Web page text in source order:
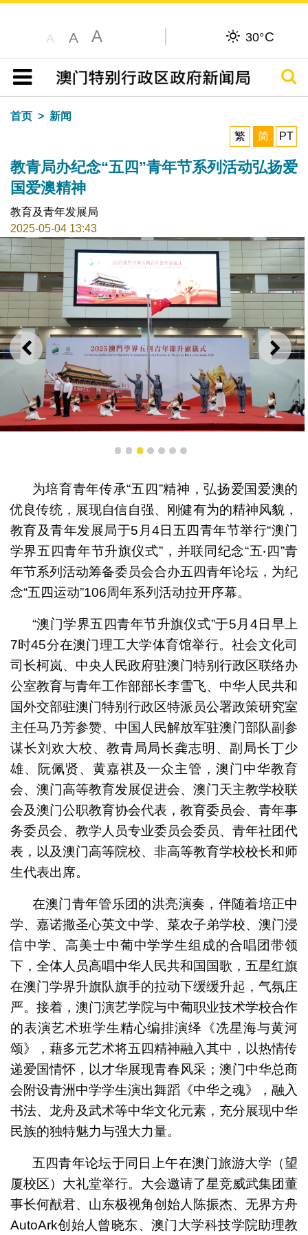
A A A 30°C
目录
搜寻
首页
新闻
繁
简 PT
教青局办纪念“五四”青年节系列活动弘扬爱
国爱澳精神
教育及青年发展局
2025-05-04 13:43
上一则 下一
综合表演《冼星海与黄河颂》
1 2 3 4 5 6 7
为培育青年传承“五四”精神，弘扬爱国爱澳的
优良传统，展现自信自强、刚健有为的精神风貌，
教育及青年发展局于5月4日五四青年节举行“澳门
学界五四青年节升旗仪式”，并联同纪念“五‧四”青
年节系列活动筹备委员会合办五四青年论坛，为纪
念“五四运动”106周年系列活动拉开序幕。
“澳门学界五四青年节升旗仪式”于5月4日早上
7时45分在澳门理工大学体育馆举行。社会文化司
司长柯岚、中央人民政府驻澳门特别行政区联络办
公室教育与青年工作部部长李雪飞、中华人民共和
国外交部驻澳门特别行政区特派员公署政策研究室
主任马乃芳参赞、中国人民解放军驻澳门部队副参
谋长刘欢大校、教青局局长龚志明、副局长丁少
雄、阮佩贤、黄嘉祺及一众主管，澳门中华教育
会、澳门高等教育发展促进会、澳门天主教学校联
会及澳门公职教育协会代表，教育委员会、青年事
务委员会、教学人员专业委员会委员、青年社团代
表，以及澳门高等院校、非高等教育学校校长和师
生代表出席。
在澳门青年管乐团的洪亮演奏，伴随着培正中
学、嘉诺撒圣心英文中学、菜农子弟学校、澳门浸
信中学、高美士中葡中学学生组成的合唱团带领
下，全体人员高唱中华人民共和国国歌，五星红旗
在澳门学界升旗队旗手的拉动下缓缓升起，气氛庄
严。接着，澳门演艺学院与中葡职业技术学校合作
的表演艺术班学生精心编排演绎《冼星海与黄河
颂》，藉多元艺术将五四精神融入其中，以热情传
递爱国情怀，以才华展现青春风采；澳门中华总商
会附设青洲中学学生演出舞蹈《中华之魂》，融入
书法、龙舟及武术等中华文化元素，充分展现中华
民族的独特魅力与强大力量。
五四青年论坛于同日上午在澳门旅游大学（望
厦校区）大礼堂举行。大会邀请了星竞威武集团董
事长何猷君、山东极视角创始人陈振杰、无界方舟
AutoArk创始人曾晓东、澳门大学科技学院助理教